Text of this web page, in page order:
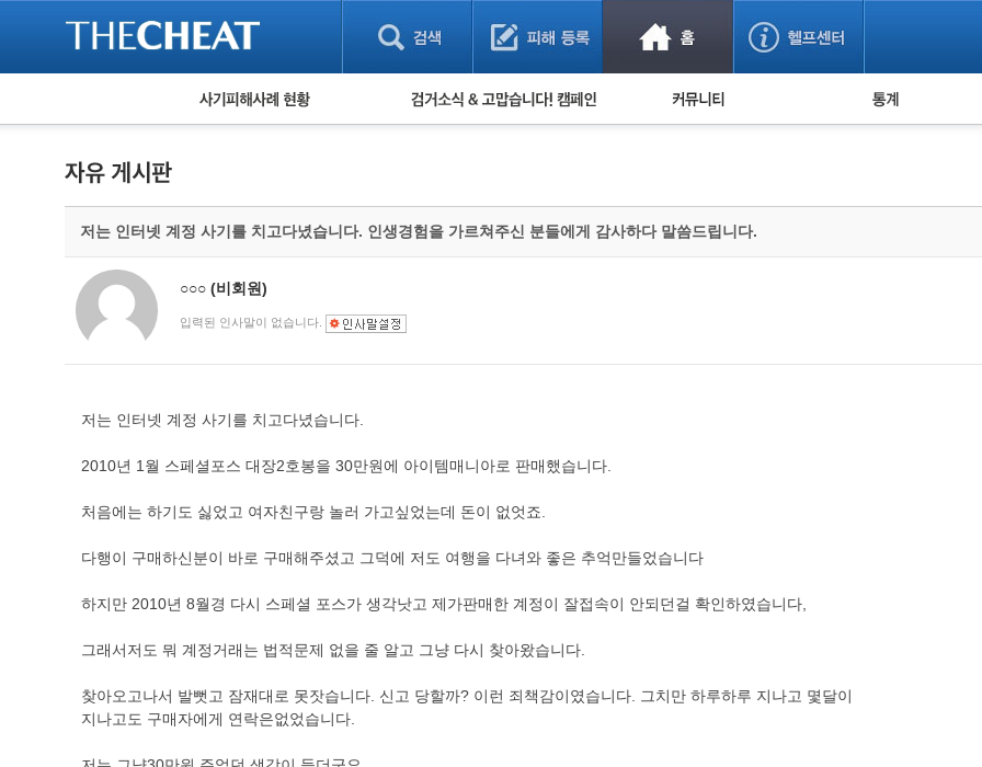
피해사례 현황
보이스피싱 피해사례
유해사이트 목록
비공개 피해사례
워킹홀리데이 피해사례
검거 소식 사기 예방했어요! 누적 피해사례 통계
저는 인터넷 계정 사기를 치고다녔습니다. 인생경험을 가르쳐주신 분들에게 감사하다 말씀드립니다.
○○○ (비회원)
입력된 인사말이 없습니다.
저는 인터넷 계정 사기를 치고다녔습니다.
2010년 1월 스페셜포스 대장2호봉을 30만원에 아이템매니아로 판매했습니다.
처음에는 하기도 싫었고 여자친구랑 놀러 가고싶었는데 돈이 없엇죠.
다행이 구매하신분이 바로 구매해주셨고 그덕에 저도 여행을 다녀와 좋은 추억만들었습니다
하지만 2010년 8월경 다시 스페셜 포스가 생각낫고 제가판매한 계정이 잘접속이 안되던걸 확인하였습니다,
그래서저도 뭐 계정거래는 법적문제 없을 줄 알고 그냥 다시 찾아왔습니다.
찾아오고나서 발뻣고 잠재대로 못잣습니다. 신고 당할까? 이런 죄책감이였습니다. 그치만 하루하루 지나고 몇달이
지나고도 구매자에게 연락은없었습니다.